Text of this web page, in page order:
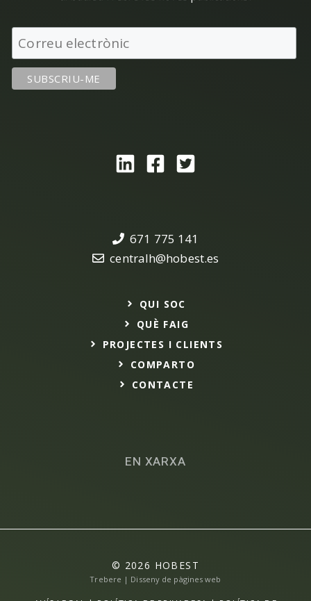
EN XARXA
671 775 141
centralh@hobest.es
QUI SOC
QUÈ FAIG
PROJECTES I CLIENTS
COMPARTO
CONTACTE
© 2026 HOBEST
Trebere | Disseny de pàgines web